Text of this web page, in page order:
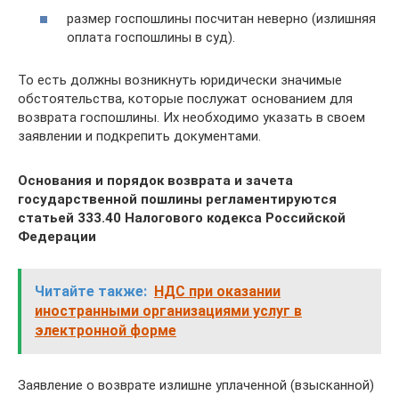
размер госпошлины посчитан неверно (излишняя
оплата госпошлины в суд).
То есть должны возникнуть юридически значимые
обстоятельства, которые послужат основанием для
возврата госпошлины. Их необходимо указать в своем
заявлении и подкрепить документами.
Основания и порядок возврата и зачета
государственной пошлины регламентируются
статьей 333.40 Налогового кодекса Российской
Федерации
Читайте также: НДС при оказании
иностранными организациями услуг в
электронной форме
Заявление о возврате излишне уплаченной (взысканной)